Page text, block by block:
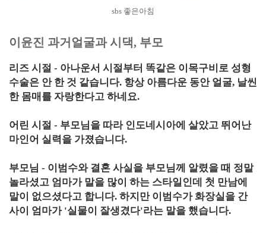
sbs 좋은아침
이윤진 과거얼굴과 시댁, 부모
리즈 시절 - 아나운서 시절부터 똑같은 이목구비로 성형
수술은 안 한 것 같습니다. 항상 아름다운 동안 얼굴, 날씬
한 몸매를 자랑한다고 하네요.
어린 시절 - 부모님을 따라 인도네시아에 살았고 뛰어난
마인어 실력을 가졌습니다.
부모님 - 이범수와 결혼 사실을 부모님께 알렸을 때 정말
놀라셨고 엄마가 말을 많이 하는 스타일인데 첫 만남에
말이 없으셨다고 합니다. 하지만 이범수가 화장실을 간
사이 엄마가 '실물이 잘생겼다'라는 말을 했습니다.